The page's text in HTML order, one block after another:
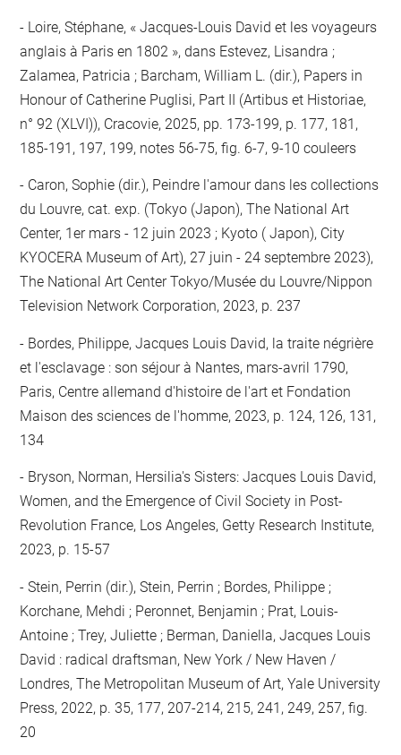
Loire, Stéphane, « Jacques-Louis David et les voyageurs
anglais à Paris en 1802 », dans Estevez, Lisandra ;
Zalamea, Patricia ; Barcham, William L. (dir.), Papers in
Honour of Catherine Puglisi, Part II (Artibus et Historiae,
n° 92 (XLVI)), Cracovie, 2025, pp. 173-199, p. 177, 181,
185-191, 197, 199, notes 56-75, fig. 6-7, 9-10 couleers
Caron, Sophie (dir.), Peindre l'amour dans les collections
du Louvre, cat. exp. (Tokyo (Japon), The National Art
Center, 1er mars - 12 juin 2023 ; Kyoto ( Japon), City
KYOCERA Museum of Art), 27 juin - 24 septembre 2023),
The National Art Center Tokyo/Musée du Louvre/Nippon
Television Network Corporation, 2023, p. 237
Bordes, Philippe, Jacques Louis David, la traite négrière
et l'esclavage : son séjour à Nantes, mars-avril 1790,
Paris, Centre allemand d'histoire de l'art et Fondation
Maison des sciences de l'homme, 2023, p. 124, 126, 131,
134
Bryson, Norman, Hersilia's Sisters: Jacques Louis David,
Women, and the Emergence of Civil Society in Post-
Revolution France, Los Angeles, Getty Research Institute,
2023, p. 15-57
Stein, Perrin (dir.), Stein, Perrin ; Bordes, Philippe ;
Korchane, Mehdi ; Peronnet, Benjamin ; Prat, Louis-
Antoine ; Trey, Juliette ; Berman, Daniella, Jacques Louis
David : radical draftsman, New York / New Haven /
Londres, The Metropolitan Museum of Art, Yale University
Press, 2022, p. 35, 177, 207-214, 215, 241, 249, 257, fig.
20